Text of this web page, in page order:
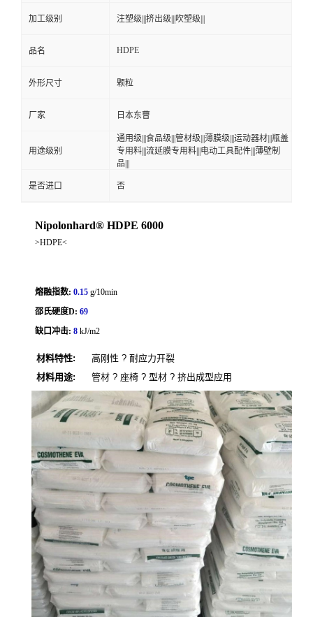
加工级别 注塑级|||挤出级|||吹塑级|||
品名 HDPE
外形尺寸 颗粒
厂家 日本东曹
用途级别
通用级|||食品级|||管材级|||薄膜级|||运动器材|||瓶盖
专用料|||流延膜专用料|||电动工具配件|||薄壁制
品|||
是否进口 否
Nipolonhard® HDPE 6000
>HDPE<
熔融指数: 0.15 g/10min
邵氏硬度D: 69
缺口冲击: 8 kJ/m2
材料特性:
高刚性 ? 耐应力开裂
材料用途:
管材 ? 座椅 ? 型材 ? 挤出成型应用